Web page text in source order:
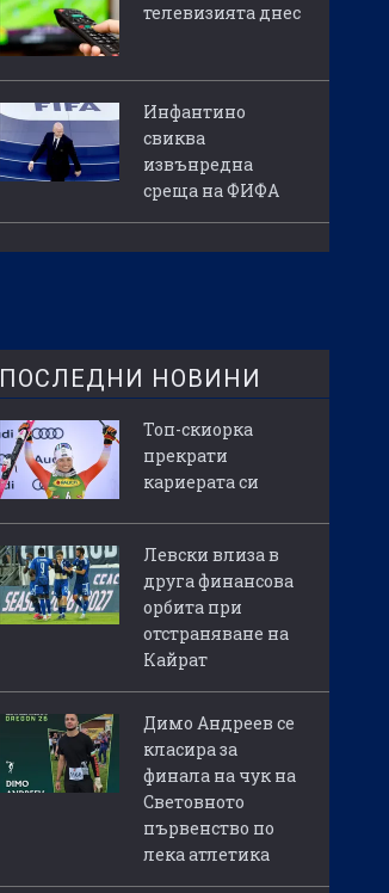
телевизията днес
Инфантино
свиква
извънредна
среща на ФИФА
ПОСЛЕДНИ НОВИНИ
Топ-скиорка
прекрати
кариерата си
Левски влиза в
друга финансова
орбита при
отстраняване на
Кайрат
Димо Андреев се
класира за
финала на чук на
Световното
първенство по
лека атлетика